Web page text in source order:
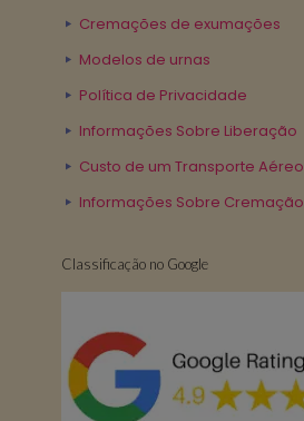
Cremações de exumações
Modelos de urnas
Política de Privacidade
Informações Sobre Liberação
Custo de um Transporte Aéreo
Informações Sobre Cremação
Classificação no Google